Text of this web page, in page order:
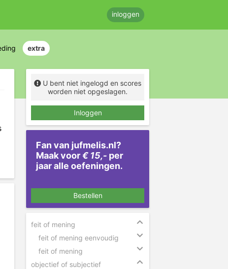
inloggen
extra
U bent niet ingelogd en scores
worden niet opgeslagen.
Inloggen
Fan van jufmelis.nl?
Maak voor€ 15,- per
jaar alle oefeningen.
Bestellen
feit of mening
feit of mening eenvoudig
feit of mening
objectief of subjectief